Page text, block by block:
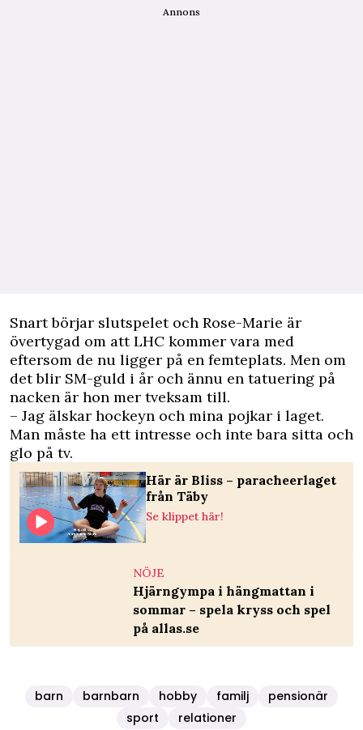
Annons
Snart börjar slutspelet och Rose-Marie är
övertygad om att LHC kommer vara med
eftersom de nu ligger på en femteplats. Men om
det blir SM-guld i år och ännu en tatuering på
nacken är hon mer tveksam till.
– Jag älskar hockeyn och mina pojkar i laget.
Man måste ha ett intresse och inte bara sitta och
glo på tv.
Här är Bliss – paracheerlaget
från Täby
Se klippet här!
NÖJE
Hjärngympa i hängmattan i
sommar – spela kryss och spel
på allas.se
barn barnbarn hobby familj
pensionär
sport
relationer